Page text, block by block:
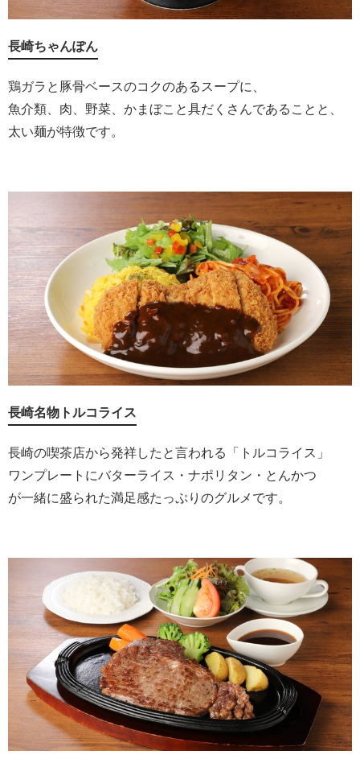
長崎ちゃんぽん
鶏ガラと豚骨ベースのコクのあるスープに、
魚介類、肉、野菜、かまぼこと具だくさんであることと、
太い麺が特徴です。
長崎名物トルコライス
長崎の喫茶店から発祥したと言われる「トルコライス」
ワンプレートにバターライス・ナポリタン・とんかつ
が一緒に盛られた満足感たっぷりのグルメです。